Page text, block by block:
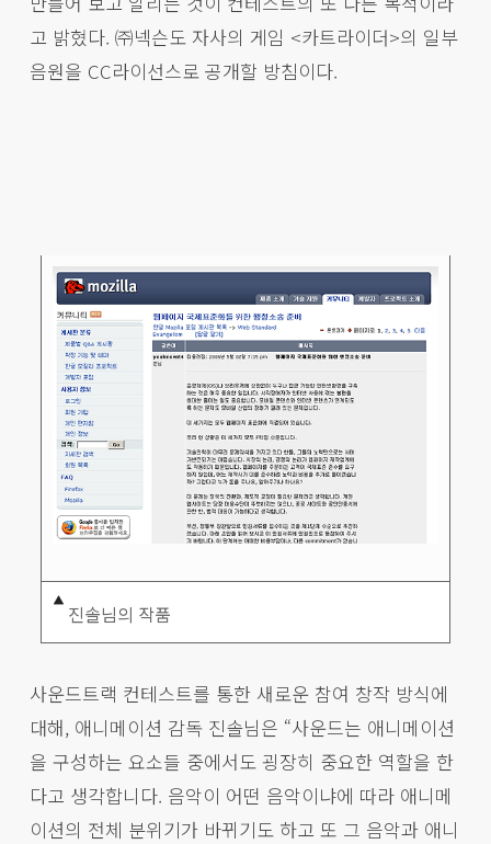
고 밝혔다. ㈜넥슨도 자사의 게임 <카트라이더>의 일부
음원을 CC라이선스로 공개할 방침이다.
진솔님의 작품
사운드트랙 컨테스트를 통한 새로운 참여 창작 방식에
대해, 애니메이션 감독 진솔님은 “사운드는 애니메이션
을 구성하는 요소들 중에서도 굉장히 중요한 역할을 한
다고 생각합니다. 음악이 어떤 음악이냐에 따라 애니메
이션의 전체 분위기가 바뀌기도 하고 또 그 음악과 애니